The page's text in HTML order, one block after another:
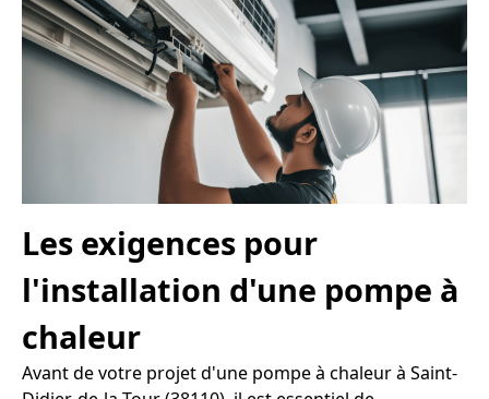
Les exigences pour
l'installation d'une pompe à
chaleur
Avant de votre projet d'une pompe à chaleur à Saint-